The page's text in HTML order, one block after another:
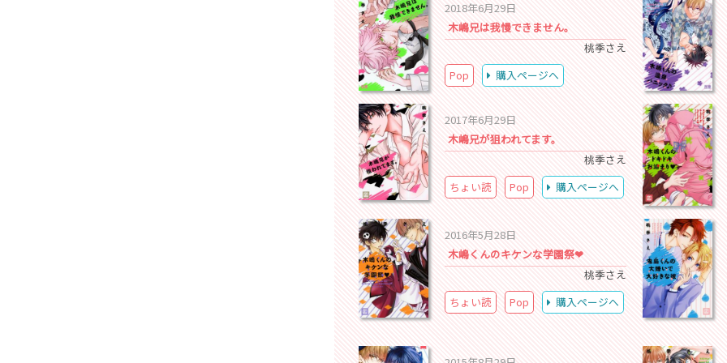
2018年6月29日
木嶋兄は我慢できません。
桃季さえ
Pop
購入ページへ
2017年6月29日
木嶋兄が狙われてます。
桃季さえ
ちょい読
Pop 購入ページへ
2016年5月28日
木嶋くんのキケンな学園祭❤
桃季さえ
ちょい読
Pop 購入ページへ